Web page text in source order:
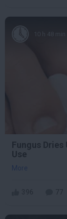
10 h 48 min
Fungus
Use
More